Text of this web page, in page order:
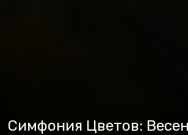
Симфония Цветов: